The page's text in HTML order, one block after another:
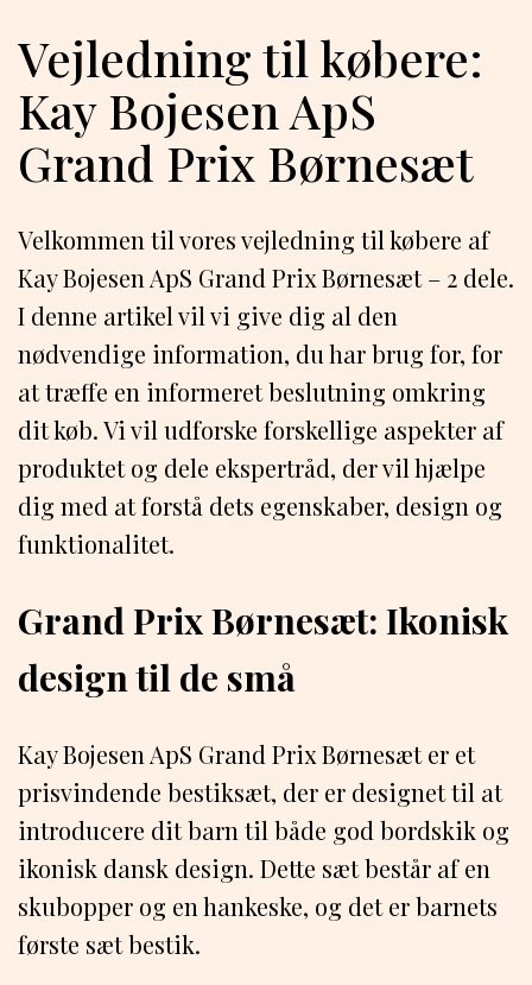
Vejledning til købere:
Kay Bojesen ApS
Grand Prix Børnesæt
Velkommen til vores vejledning til købere af
Kay Bojesen ApS Grand Prix Børnesæt – 2 dele.
I denne artikel vil vi give dig al den
nødvendige information, du har brug for, for
at træffe en informeret beslutning omkring
dit køb. Vi vil udforske forskellige aspekter af
produktet og dele ekspertråd, der vil hjælpe
dig med at forstå dets egenskaber, design og
funktionalitet.
Grand Prix Børnesæt: Ikonisk
design til de små
Kay Bojesen ApS Grand Prix Børnesæt er et
prisvindende bestiksæt, der er designet til at
introducere dit barn til både god bordskik og
ikonisk dansk design. Dette sæt består af en
skubopper og en hankeske, og det er barnets
første sæt bestik.